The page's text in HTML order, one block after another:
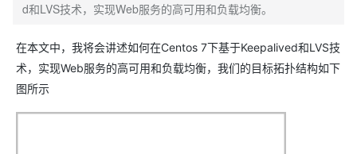
d和LVS技术，实现Web服务的高可用和负载均衡。
在本文中，我将会讲述如何在Centos 7下基于Keepalived和LVS技
术，实现Web服务的高可用和负载均衡，我们的目标拓扑结构如下
图所示